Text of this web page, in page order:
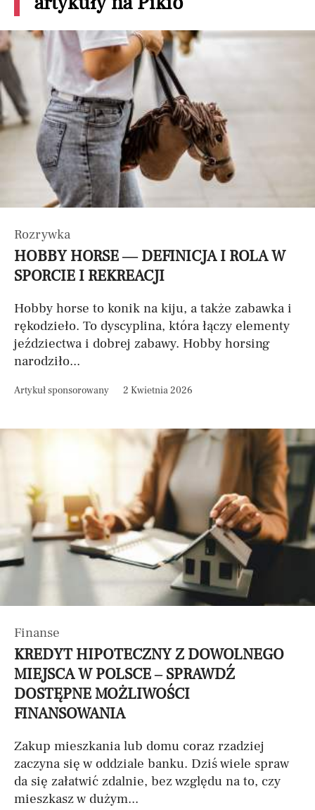
Rozrywka
HOBBY HORSE — DEFINICJA I ROLA W
SPORCIE I REKREACJI
Hobby horse to konik na kiju, a także zabawka i
rękodzieło. To dyscyplina, która łączy elementy
jeździectwa i dobrej zabawy. Hobby horsing
narodziło...
Artykuł sponsorowany 2 Kwietnia 2026
Finanse
KREDYT HIPOTECZNY Z DOWOLNEGO
MIEJSCA W POLSCE – SPRAWDŹ
DOSTĘPNE MOŻLIWOŚCI
FINANSOWANIA
Zakup mieszkania lub domu coraz rzadziej
zaczyna się w oddziale banku. Dziś wiele spraw
da się załatwić zdalnie, bez względu na to, czy
mieszkasz w dużym...